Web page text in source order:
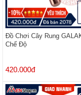
Đồ Chơi Cây Rung
Chế Độ
420.000đ